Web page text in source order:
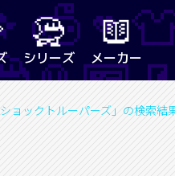
シリーズ メーカー
ョックトルーパーズ」の検索結